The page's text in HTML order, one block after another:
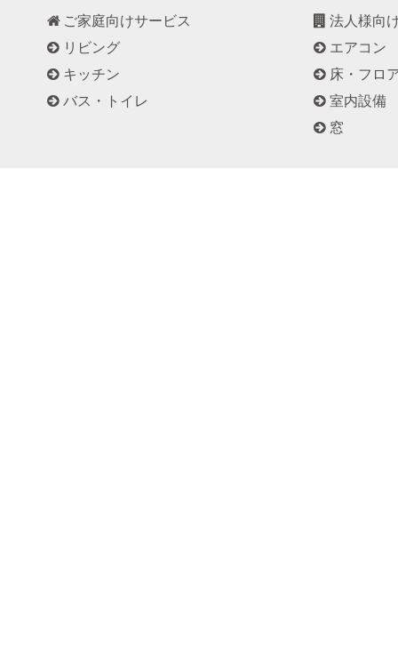
ご家庭向けサービス
リビング
キッチン
バス・トイレ
法人様向
エアコン
床・フロ
室内設備
窓